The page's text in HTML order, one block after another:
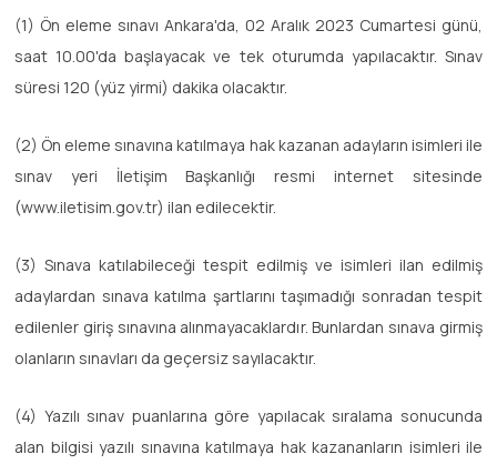
(1) Ön eleme sınavı Ankara'da, 02 Aralık 2023 Cumartesi günü,
saat 10.00'da başlayacak ve tek oturumda yapılacaktır. Sınav
süresi 120 (yüz yirmi) dakika olacaktır.
(2) Ön eleme sınavına katılmaya hak kazanan adayların isimleri ile
sınav yeri İletişim Başkanlığı resmi internet sitesinde
(www.iletisim.gov.tr) ilan edilecektir.
(3) Sınava katılabileceği tespit edilmiş ve isimleri ilan edilmiş
adaylardan sınava katılma şartlarını taşımadığı sonradan tespit
edilenler giriş sınavına alınmayacaklardır. Bunlardan sınava girmiş
olanların sınavları da geçersiz sayılacaktır.
(4) Yazılı sınav puanlarına göre yapılacak sıralama sonucunda
alan bilgisi yazılı sınavına katılmaya hak kazananların isimleri ile